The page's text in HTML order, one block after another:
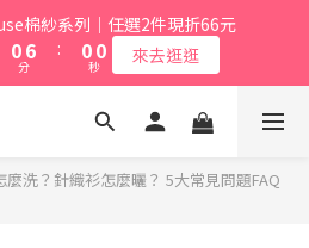
棉紗系列｜任選2件現折66元
1
0
6
5
4
0
分
:
6
5
4
0
9
8
7
5
3
秒 來去逛逛
麼洗？針織衫怎麼曬？ 5大常見問題FAQ